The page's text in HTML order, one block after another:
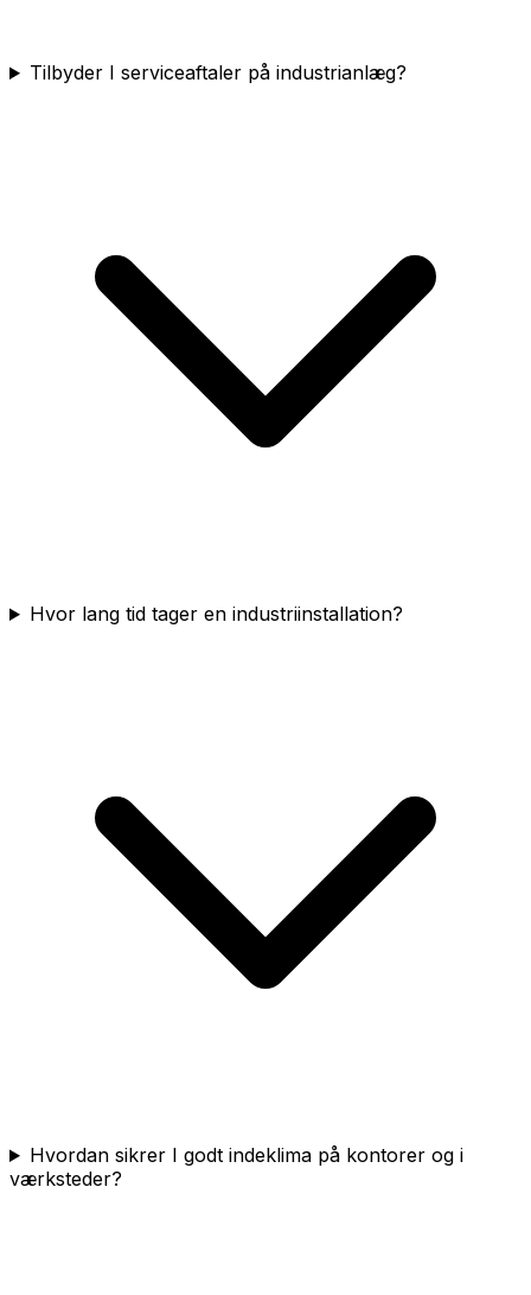
Tilbyder I serviceaftaler på industrianlæg?
Hvor lang tid tager en industriinstallation?
Hvordan sikrer I godt indeklima på kontorer og i
værksteder?